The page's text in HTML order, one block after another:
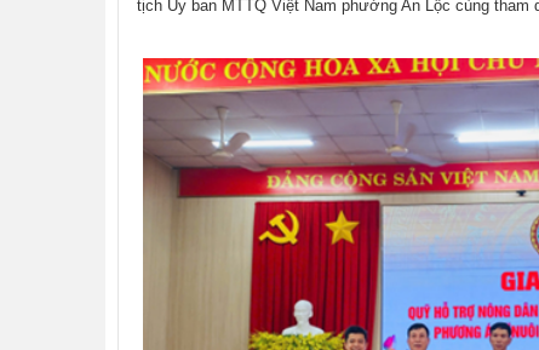
tịch Ủy ban MTTQ Việt Nam phường An Lộc cùng tham